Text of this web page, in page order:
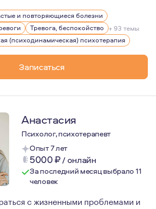
психотерапевт, группаналитик,
коуч.
TFP-терапевт (психотерапия,
SocIety of Transference-
Психоаналитической
и повторяющиеся болезни
Тревога, беспокойство + 93 темы
(психодинамическая) психотерапия
Записаться
Анастасия
Психолог, психотерапевт
Опыт 7 лет
5000₽/ онлайн
За последний месяц выбрало 11
человек
с жизненными проблемами и